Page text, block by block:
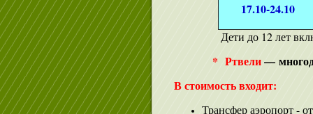
17.10-24.10
Дети до 12 лет
* Ртвели—
В стоимость входит:
Трансфер аэропорт -